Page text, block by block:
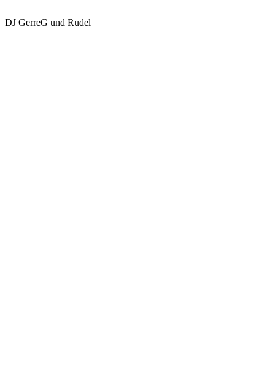
DJ GerreG und Rudel